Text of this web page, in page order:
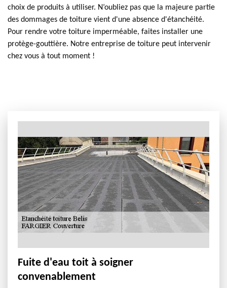
choix de produits à utiliser. N’oubliez pas que la majeure partie
des dommages de toiture vient d'une absence d'étanchéité.
Pour rendre votre toiture imperméable, faites installer une
protège-gouttière. Notre entreprise de toiture peut intervenir
chez vous à tout moment !
Fuite d'eau toit à soigner
convenablement